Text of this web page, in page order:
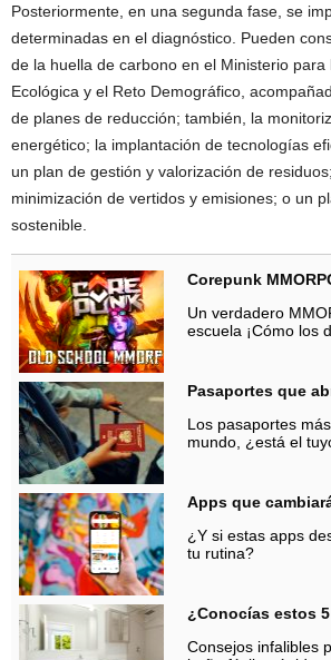
Posteriormente, en una segunda fase, se
determinadas en el diagnóstico. Pueden
de la huella de carbono en el Ministerio para
Ecológica y el Reto Demográfico,
de planes de reducción; también, la
energético; la implantación de tecnologías
un plan de gestión y valorización de
minimización de vertidos y emisiones; o un
sostenible.
Corepunk
Un verdadero
escuela ¡Cómo los
Pasaportes que
Los pasaportes
mundo, ¿está el
Apps que
¿Y si estas apps
tu rutina?
¿Conocías estos
Consejos infalibles